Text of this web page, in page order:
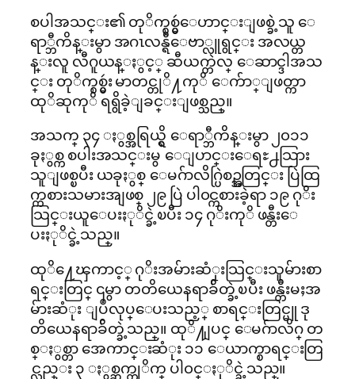
စပါအသင္း၏ တုိက္စစ္မွဴေဟာင္းျဖစ္ခဲ့သူ ေ
ရာ္ဘီကိန္းမွာ အဂၤလန္ရီေဗာ္လူရွင္း အလယ္တ
န္းလူ လီဂူယန္ႏွင့္ ဆီယက္တဲလ္ ေဆာင္ဒါအသ
င္း တုိက္စစ္မွဴး မာတင္တုိ႔ကုိ ေက်ာ္ျဖတ္ကာ
ထုိဆုကုိ ရရွိခဲ့ျခင္းျဖစ္သည္။
အသက္ ၃၄ ႏွစ္အရြယ္ရွိ ေရာ္ဘီကိန္းမွာ ၂၀၁၁
ခုႏွစ္က စပါးအသင္းမွ ေျပာင္းေရႊ႕သြား
သူျဖစ္ၿပီး ယခုႏွစ္ ေမဂ်ာလိဂ္ပြဲစဥ္အတြင္း ပြဲထြ
က္ကစားသမားအျဖစ္ ၂၉ ပြဲ ပါ၀င္ကစားခဲ့ရာ ၁၉ ဂုိး
သြင္းယူေပးႏုိင္ခဲ့ၿပီး ၁၄ ဂုိးကုိ ဖန္တီးေ
ပးႏုိင္ခဲ့သည္။
ထုိ႔ေၾကာင့္ ဂုိးအမ်ားဆံုးသြင္းသူမ်ားစာ
ရင္းတြင္ ၎မွာ တတိယေနရာခ်ိတ္ခဲ့ၿပီး ဖန္တီးမႈအ
မ်ားဆံုး ျပဳလုပ္ေပးသည့္ စာရင္းတြင္မူ ဒု
တိယေနရာခ်ိတ္ခဲ့သည္။ ထုိ႔ျပင္ ေမဂ်ာလိဂ္ တ
စ္ႏွစ္တာ အေကာင္းဆံုး ၁၁ ေယာက္စာရင္းတြ
င္လည္း ၃ ႏွစ္ဆက္တုိက္ ပါ၀င္ႏုိင္ခဲ့သည္။